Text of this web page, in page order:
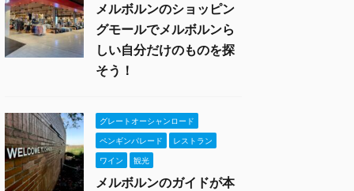
メルボルンのショッピン
グモールでメルボルンら
しい自分だけのものを探
そう！
グレートオーシャンロード
ペンギンパレード レストラン
ワイン 観光
メルボルンのガイドが本